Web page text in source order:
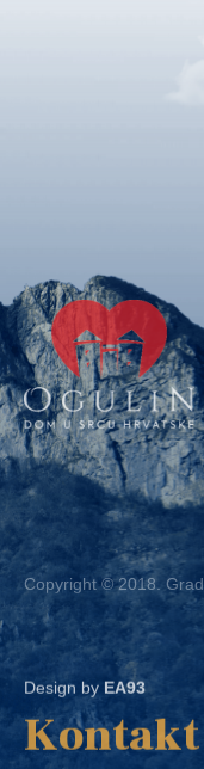
Copyright © 2018.
Design byEA93
Kontakt